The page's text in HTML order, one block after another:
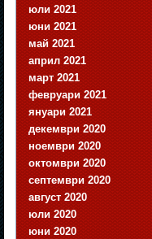
юли 2021
юни 2021
май 2021
април 2021
март 2021
февруари 2021
януари 2021
декември 2020
ноември 2020
октомври 2020
септември 2020
август 2020
юли 2020
юни 2020